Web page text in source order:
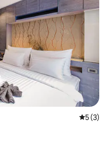
औसत रेटिंग
5 (3)